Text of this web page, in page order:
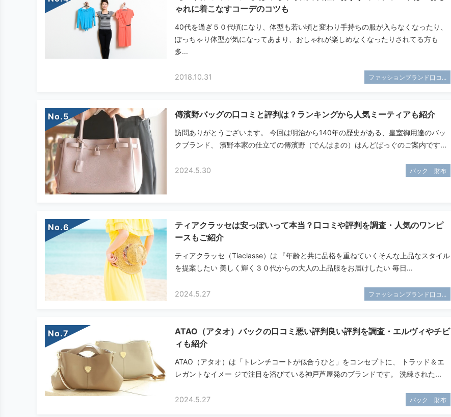
ゃれに着こなすコーデのコツも
40代を過ぎ５０代頃になり、体型も若い頃と変わり手持ちの服が入らなくなったり、
ぽっちゃり体型が気になってあまり、おしゃれが楽しめなくなったりされてる方も
多...
2018.10.31 ファッションブランド口コ...
No. 傳濱野バッグの口コミと評判は？ランキングから人気ミーティアも紹介
訪問ありがとうございます。 今回は明治から140年の歴史がある、皇室御用達のバッ
クブランド、 濱野本家の仕立ての傳濱野（でんはまの）はんどばっぐのご案内です...
2024.5.30 バック 財布
No.
ティアクラッセは安っぽいって本当？口コミや評判を調査・人気のワンピ
ースもご紹介
ティアクラッセ（Tiaclasse）は 『年齢と共に品格を重ねていくそんな上品なスタイル
を提案したい 美しく輝く３０代からの大人の上品服をお届けしたい 毎日...
2024.5.27 ファッションブランド口コ...
No.
ATAO（アタオ）バックの口コミ悪い評判良い評判を調査・エルヴィやチビ
ィも紹介
ATAO（アタオ）は「トレンチコートが似合うひと」をコンセプトに、 トラッド＆エ
レガントなイメー ジで注目を浴びている神戸芦屋発のブランドです。 洗練された...
2024.5.27 バック 財布